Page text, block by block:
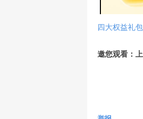
四大权益礼
邀您观看：